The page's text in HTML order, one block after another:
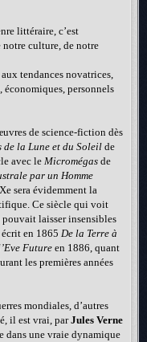
littéraire, c’est
notre culture, de notre
tendances novatrices,
personnels
de science-fiction dès
de la Lune et du Soleil de
avec le Micromégas de
par un Homme
sera évidemment la
Ce siècle qui voit
laisser insensibles
en 1865 De la Terre à
Futureen 1886, quant
les premières années
mondiales, d’autres
il est vrai, parJules Verne
dans une vraie dynamique